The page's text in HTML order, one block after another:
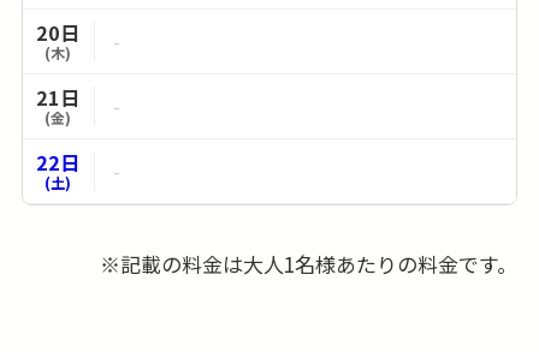
20日
(木)
-
21日
(金)
-
22日
(土)
-
※記載の料金は大人1名様あたりの料金です。